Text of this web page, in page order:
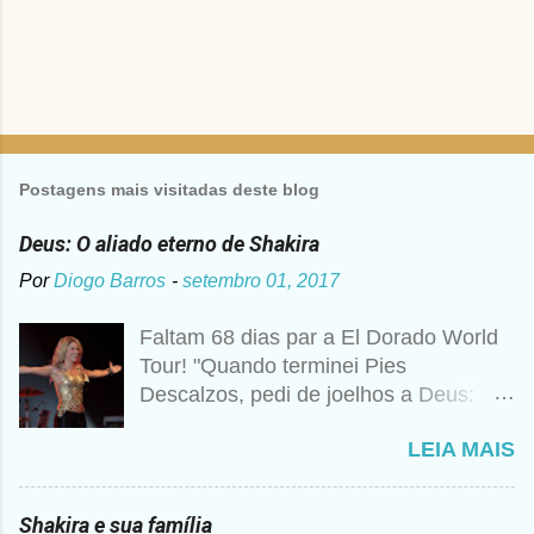
Postagens mais visitadas deste blog
Deus: O aliado eterno de Shakira
PorDiogo Barros - setembro 01, 2017
Faltam 68 dias par a El Dorado World
Tour! "Quando terminei Pies
Descalzos, pedi de joelhos a Deus:
vender 1 milhão de cópias! A
curiosidade é que prometi algo e a
LEIA MAIS
Shakira e sua família